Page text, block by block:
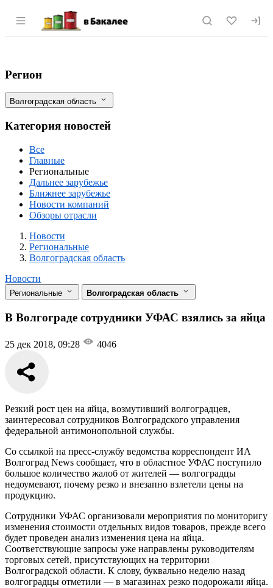
Раздел навигации по сайту vbakalee.ru
В Волгограде сотрудники УФАС
Фильтры
Регион
Волгоградская область
Категория новостей
Все
Главные
Региональные
Дальнее зарубежье
Ближнее зарубежье
Новости компаний
Обзоры отрасли
Новости
Разделы
Новости
Региональные
Волгоградская область
Новости
Региональные Волгоградская область
В Волгограде сотрудники УФАС взялись за яйца
25 дек 2018, 09:28 4046
Резкий рост цен на яйца, возмутивший волгоградцев,
заинтересовал сотрудников Волгоградского управления
федеральной антимонопольной службы.
Со ссылкой на пресс-службу ведомства корреспондент ИА
Волгоград News сообщает, что в областное УФАС поступило
большое количество жалоб от жителей — волгоградцы
недоумевают, почему резко и внезапно взлетели цены на
продукцию.
Сотрудники УФАС организовали мероприятия по мониторигу
изменения стоимости отдельных видов товаров, прежде всего
будет проведен анализ изменения цена на яйца.
Соответствующие запросы уже направлены руководителям
торговых сетей, присутствующих на территории
Волгоградской области. К слову, буквально неделю назад
волгоградцы отметили — в магазинах резко подорожали яйца.